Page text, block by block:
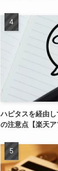
ハピタスを経由
の注意点【楽天ア